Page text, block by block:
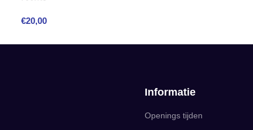
€20,00
Informatie
Openings tijden